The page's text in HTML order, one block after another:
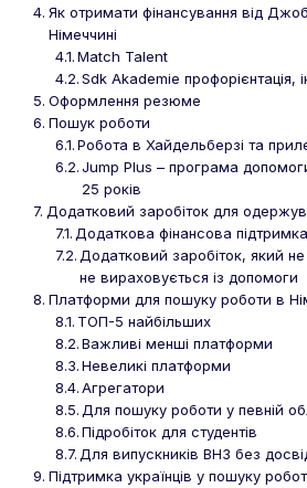
Як отримати фінансування від
Німеччині
Match Talent
Sdk Akademie профорієнтація,
Оформлення резюме
Пошук роботи
Робота в Хайдельберзі та
Jump Plus – програма
25 років
Додатковий заробіток для
Додаткова фінансова
Додатковий заробіток, який
не вираховується із допомоги
Платформи для пошуку роботи в
ТОП-5 найбільших
Важливі менші платформи
Невеликі платформи
Агрегатори
Для пошуку роботи у певній
Підробіток для студентів
Для випускників ВНЗ без
Підтримка українців у пошуку